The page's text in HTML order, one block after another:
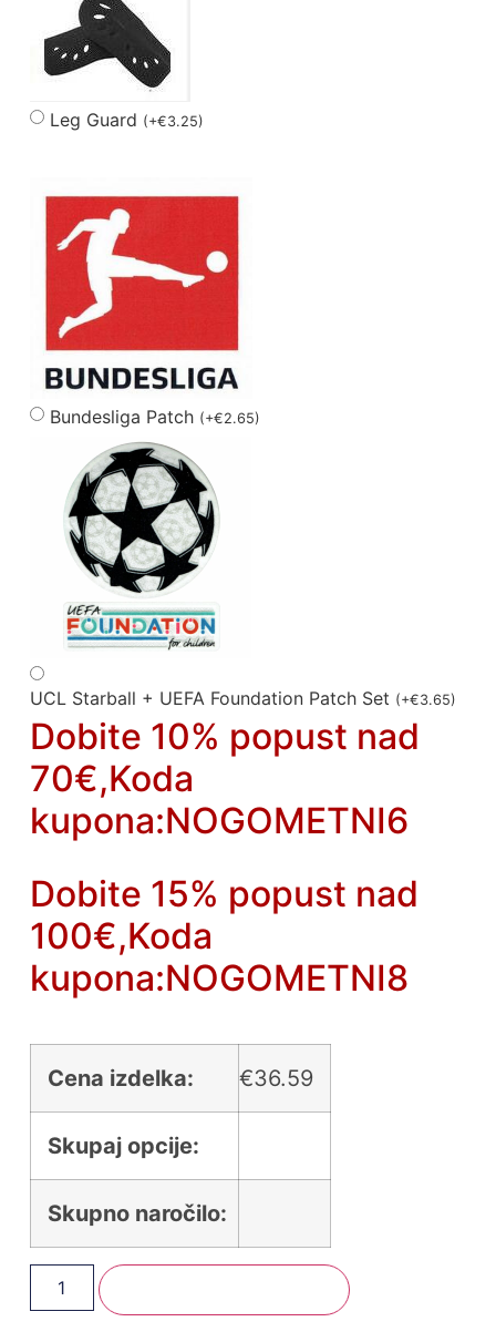
Leg Guard (+€3.25)
Bundesliga Patch (+€2.65)
UCL Starball + UEFA Foundation Patch Set (+€3.65)
Dobite 10% popust nad
70€,Koda
kupona:NOGOMETNI6
Dobite 15% popust nad
100€,Koda
kupona:NOGOMETNI8
Cena izdelka: €36.59
Skupaj opcije:
Skupno naročilo: